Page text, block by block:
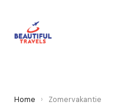
Home › Zomervakantie